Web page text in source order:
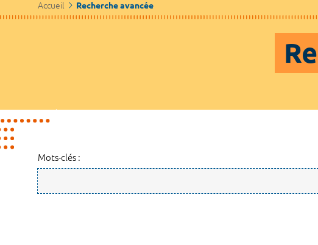
Accueil Recherche avancée
Mots-clés :